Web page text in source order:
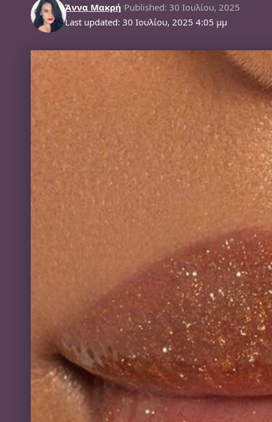
Last updated: 30 Ιουλίου, 2025 4:05 μμ
Άννα Μακρή Published: 30 Ιουλίου, 2025